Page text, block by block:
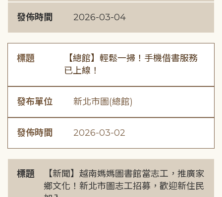
發佈時間 2026-03-04
標題
【總館】輕鬆一掃！手機借書服務
已上線！
發布單位 新北市圖(總館)
發佈時間 2026-03-02
標題
【新聞】越南媽媽圖書館當志工，推廣家
鄉文化！新北市圖志工招募，歡迎新住民